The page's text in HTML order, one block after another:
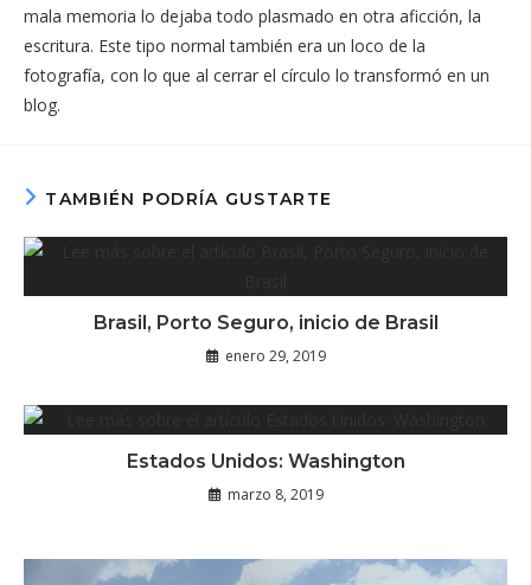
mala memoria lo dejaba todo plasmado en otra aficción, la
escritura. Este tipo normal también era un loco de la
fotografía, con lo que al cerrar el círculo lo transformó en un
blog.
TAMBIÉN PODRÍA GUSTARTE
Brasil, Porto Seguro, inicio de Brasil
enero 29, 2019
Estados Unidos: Washington
marzo 8, 2019